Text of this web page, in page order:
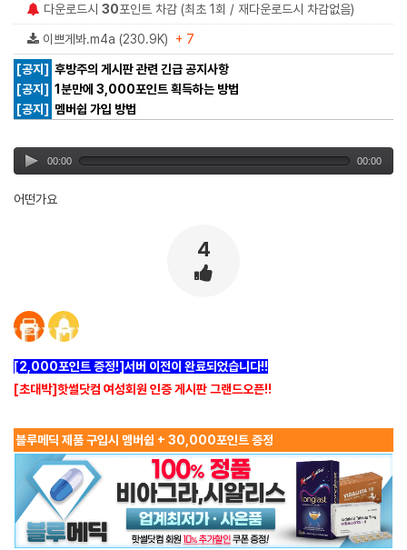
다운로드시 30포인트 차감 (최초 1회 / 재다운로드시 차감없음)
이쁘게봐.m4a (230.9K) + 7
[공지] 후방주의 게시판 관련 긴급 공지사항
[공지] 1분만에 3,000포인트 획득하는 방법
[공지]
멤버쉽 가입 방법
00:00 00:00
어떤가요
4
[2,000포인트 증정!]서버 이전이 완료되었습니다!!
[초대박]핫썰닷컴 여성회원 인증 게시판 그랜드오픈!!
블루메딕 제품 구입시 멤버쉽 + 30,000포인트 증정